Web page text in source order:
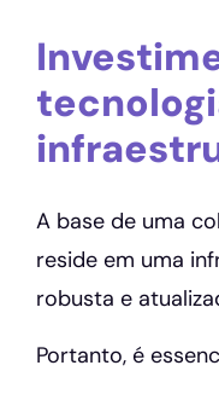
A base de uma
reside em uma
robusta e
Portanto, é